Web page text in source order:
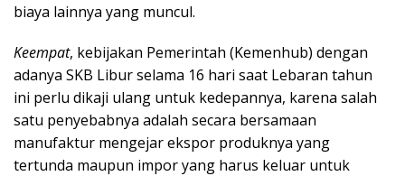
biaya lainnya yang muncul.
Keempat, kebijakan Pemerintah (Kemenhub) dengan
adanya SKB Libur selama 16 hari saat Lebaran tahun
ini perlu dikaji ulang untuk kedepannya, karena salah
satu penyebabnya adalah secara bersamaan
manufaktur mengejar ekspor produknya yang
tertunda maupun impor yang harus keluar untuk